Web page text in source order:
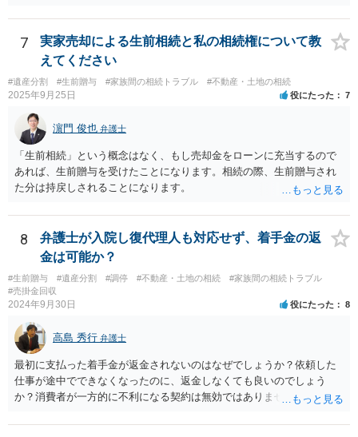
法として考えられるものとしては、 ①信託（家族信託・目的信託） 財
産を信託口に移し、受託者（信頼できる友人や専門職）に管理させ、
・生存中はあなたの生活費・介護費に優先充当 ・残余を友人や慈善団
体へ と使途を厳格に指定。相続ではなく信託帰属になるため、子の関
与を大きく排除できます。 ②遺言＋生命保険の組合せ 生活資金は手元
に残し、余剰資金で受取人を友人・団体にした保険を活用。保険金は
相続財産とは別枠で、遺留分対策にも有効と思われます。 ③負担付死
因贈与 「介護・見守り等を条件に、死亡時に財産を渡す」契約。条件
不履行なら無効にでき、老後の安心を担保できます。 ④ 寄附予約＋解
除条件 慈善団体への寄附を予約しつつ、資金不足時は解除できる条項
を設定。 などがあり得るかと思われます。
7
実家売却による生前相続と私の相続権について教
えてください
#遺産分割 #生前贈与 #家族間の相続トラブル #不動産・土地の相続
2025年9月25日 役にたった 7
濵門 俊也 弁護士
「生前相続」という概念はなく、もし売却金をローンに充当するので
あれば、生前贈与を受けたことになります。相続の際、生前贈与され
た分は持戻しされることになります。
8
弁護士が入院し復代理人も対応せず、着手金の返
金は可能か？
#生前贈与 #遺産分割 #調停 #不動産・土地の相続
#家族間の相続トラブル
#売掛金回収
2024年9月30日 役にたった 8
高島 秀行 弁護士
最初に支払った着手金が返金されないのはなぜでしょうか？依頼した
仕事が途中でできなくなったのに、返金しなくても良いのでしょう
か？消費者が一方的に不利になる契約は無効ではありませんか？
務があると思います。 倒れた弁護士が所属する弁護士会に相談さ